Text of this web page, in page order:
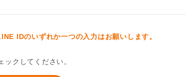
IDのいずれか一つの入力はお願いします。
ックしてください。